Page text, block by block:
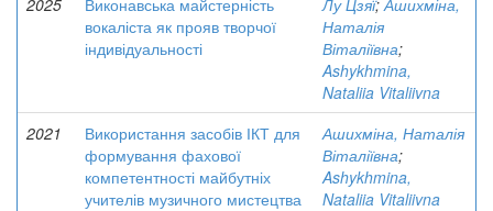
2025
Виконавська майстерність
вокаліста як прояв творчої
індивідуальності
Лу Цзяї;Ашихміна,
Наталія
Віталіївна;
Ashykhmina,
Nataliia Vitaliivna
2021
Використання засобів ІКТ для
формування фахової
компетентності майбутніх
учителів музичного мистецтва
Ашихміна, Наталія
Віталіївна;
Ashykhmina,
Nataliia Vitaliivna